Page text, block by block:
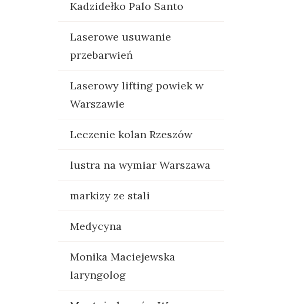
Kadzidełko Palo Santo
Laserowe usuwanie
przebarwień
Laserowy lifting powiek w
Warszawie
Leczenie kolan Rzeszów
lustra na wymiar Warszawa
markizy ze stali
Medycyna
Monika Maciejewska
laryngolog